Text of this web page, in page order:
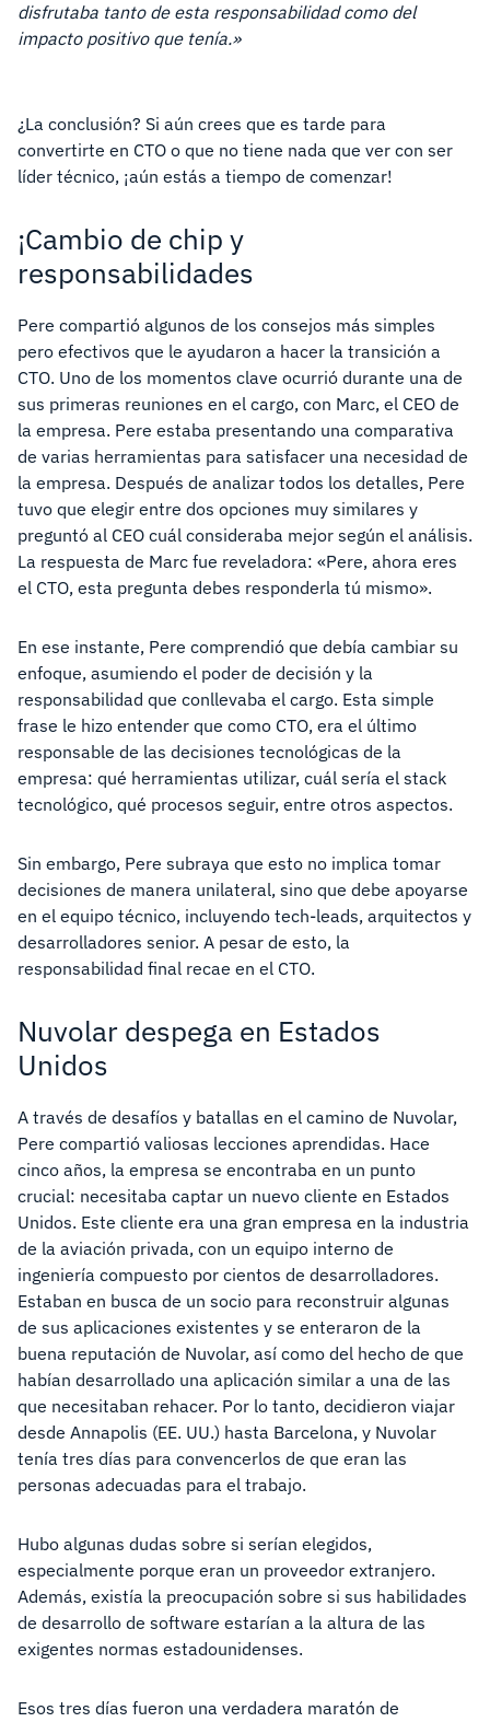
disfrutaba tanto de esta responsabilidad como del
impacto positivo que tenía.»
¿La conclusión? Si aún crees que es tarde para
convertirte en CTO o que no tiene nada que ver con ser
líder técnico, ¡aún estás a tiempo de comenzar!
¡Cambio de chip y
responsabilidades
Pere compartió algunos de los consejos más simples
pero efectivos que le ayudaron a hacer la transición a
CTO. Uno de los momentos clave ocurrió durante una de
sus primeras reuniones en el cargo, con Marc, el CEO de
la empresa. Pere estaba presentando una comparativa
de varias herramientas para satisfacer una necesidad de
la empresa. Después de analizar todos los detalles, Pere
tuvo que elegir entre dos opciones muy similares y
preguntó al CEO cuál consideraba mejor según el análisis.
La respuesta de Marc fue reveladora: «Pere, ahora eres
el CTO, esta pregunta debes responderla tú mismo».
En ese instante, Pere comprendió que debía cambiar su
enfoque, asumiendo el poder de decisión y la
responsabilidad que conllevaba el cargo. Esta simple
frase le hizo entender que como CTO, era el último
responsable de las decisiones tecnológicas de la
empresa: qué herramientas utilizar, cuál sería el stack
tecnológico, qué procesos seguir, entre otros aspectos.
Sin embargo, Pere subraya que esto no implica tomar
decisiones de manera unilateral, sino que debe apoyarse
en el equipo técnico, incluyendo tech-leads, arquitectos y
desarrolladores senior. A pesar de esto, la
responsabilidad final recae en el CTO.
Nuvolar despega en Estados
Unidos
A través de desafíos y batallas en el camino de Nuvolar,
Pere compartió valiosas lecciones aprendidas. Hace
cinco años, la empresa se encontraba en un punto
crucial: necesitaba captar un nuevo cliente en Estados
Unidos. Este cliente era una gran empresa en la industria
de la aviación privada, con un equipo interno de
ingeniería compuesto por cientos de desarrolladores.
Estaban en busca de un socio para reconstruir algunas
de sus aplicaciones existentes y se enteraron de la
buena reputación de Nuvolar, así como del hecho de que
habían desarrollado una aplicación similar a una de las
que necesitaban rehacer. Por lo tanto, decidieron viajar
desde Annapolis (EE. UU.) hasta Barcelona, y Nuvolar
tenía tres días para convencerlos de que eran las
personas adecuadas para el trabajo.
Hubo algunas dudas sobre si serían elegidos,
especialmente porque eran un proveedor extranjero.
Además, existía la preocupación sobre si sus habilidades
de desarrollo de software estarían a la altura de las
exigentes normas estadounidenses.
Esos tres días fueron una verdadera maratón de